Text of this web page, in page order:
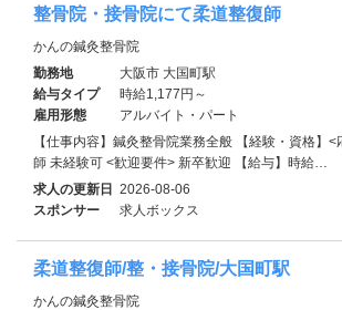
整骨院・接骨院にて柔道整復師
かんの鍼灸整骨院
勤務地
大阪市 大国町駅
給与タイプ
時給1,177円～
雇用形態
アルバイト・パート
【仕事内容】鍼灸整骨院業務全般 【経験・資格】
師 未経験可 <歓迎要件> 新卒歓迎 【給与】時給…
求人の更新日 2026-08-06
スポンサー
求人ボックス
柔道整復師/整・接骨院/大国町駅
かんの鍼灸整骨院